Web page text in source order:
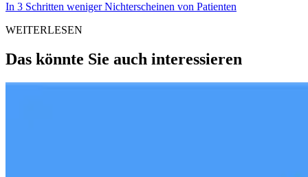
In 3 Schritten weniger Nichterscheinen von Patienten
WEITERLESEN
Das könnte Sie auch interessieren